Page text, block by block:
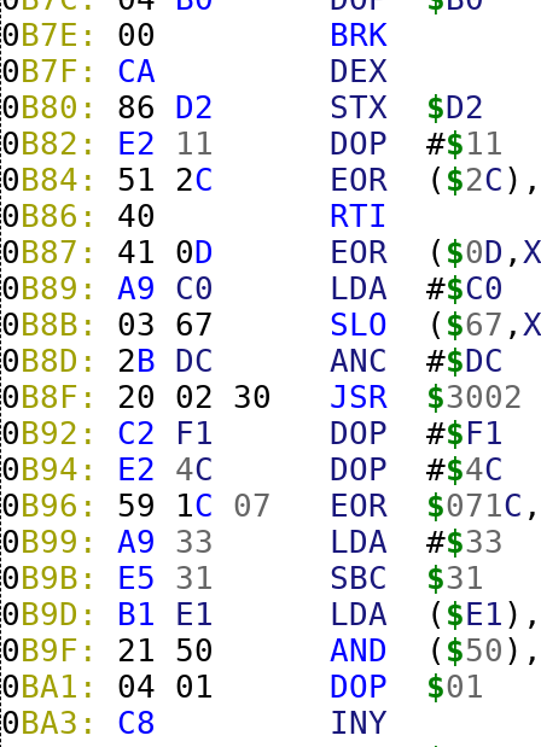
0B7E: 00
BRK
0B7F: CA
DEX
0B80: 86 D2 STX $D2
0B82: E2 11 DOP #$11
0B84: 51 2C EOR ( $2C
0B86: 40
RTI
0B87: 41 0D EOR ( $0D ,
0B89: A9 C0 LDA #$C0
0B8B: 03 67 SLO ( $67 ,
0B8D: 2B DC ANC #$DC
0B8F: 20 02 30 JSR $3002
0B92: C2 F1 DOP #$F1
0B94: E2 4C DOP #$4C
0B96: 59 1C 07 EOR $071C
0B99: A9 33 LDA #$33
0B9B: E5 31 SBC $31
0B9D: B1 E1 LDA ( $E1
0B9F: 21 50 AND ( $50
0BA1: 04 01 DOP $01
0BA3: C8
INY